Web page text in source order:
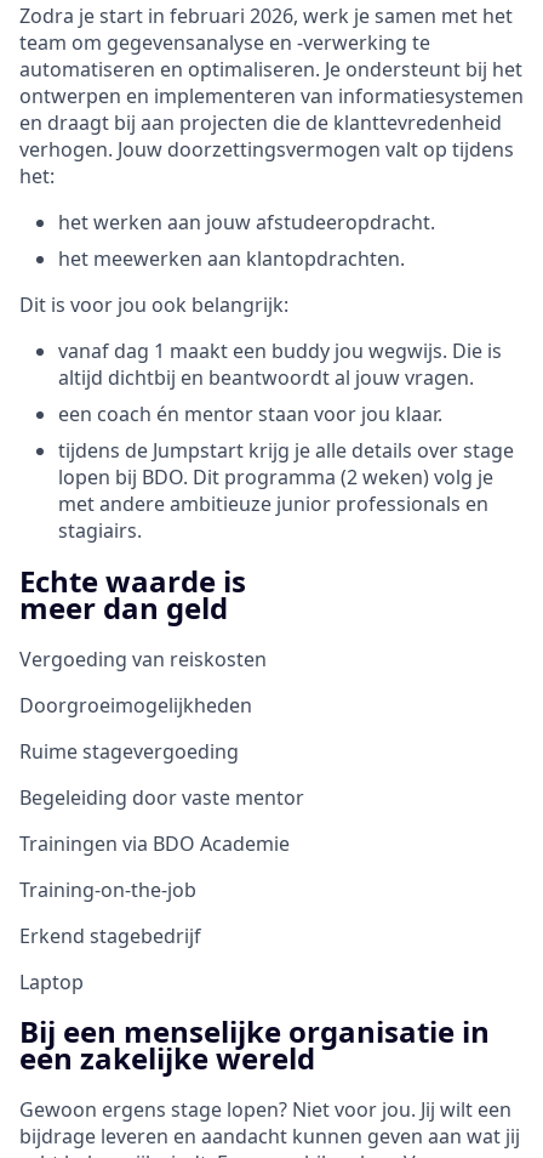
Zodra je start in februari 2026, werk je samen met het
team om gegevensanalyse en -verwerking te
automatiseren en optimaliseren. Je ondersteunt bij het
ontwerpen en implementeren van informatiesystemen
en draagt bij aan projecten die de klanttevredenheid
verhogen. Jouw doorzettingsvermogen valt op tijdens
het:
het werken aan jouw afstudeeropdracht.
het meewerken aan klantopdrachten.
Dit is voor jou ook belangrijk:
vanaf dag 1 maakt een buddy jou wegwijs. Die is
altijd dichtbij en beantwoordt al jouw vragen.
een coach én mentor staan voor jou klaar.
tijdens de Jumpstart krijg je alle details over stage
lopen bij BDO. Dit programma (2 weken) volg je
met andere ambitieuze junior professionals en
stagiairs.
Echte waarde is
meer dan geld
Vergoeding van reiskosten
Doorgroeimogelijkheden
Ruime stagevergoeding
Begeleiding door vaste mentor
Trainingen via BDO Academie
Training-on-the-job
Erkend stagebedrijf
Laptop
Bij een menselijke organisatie in
een zakelijke wereld
Gewoon ergens stage lopen? Niet voor jou. Jij wilt een
bijdrage leveren en aandacht kunnen geven aan wat jij